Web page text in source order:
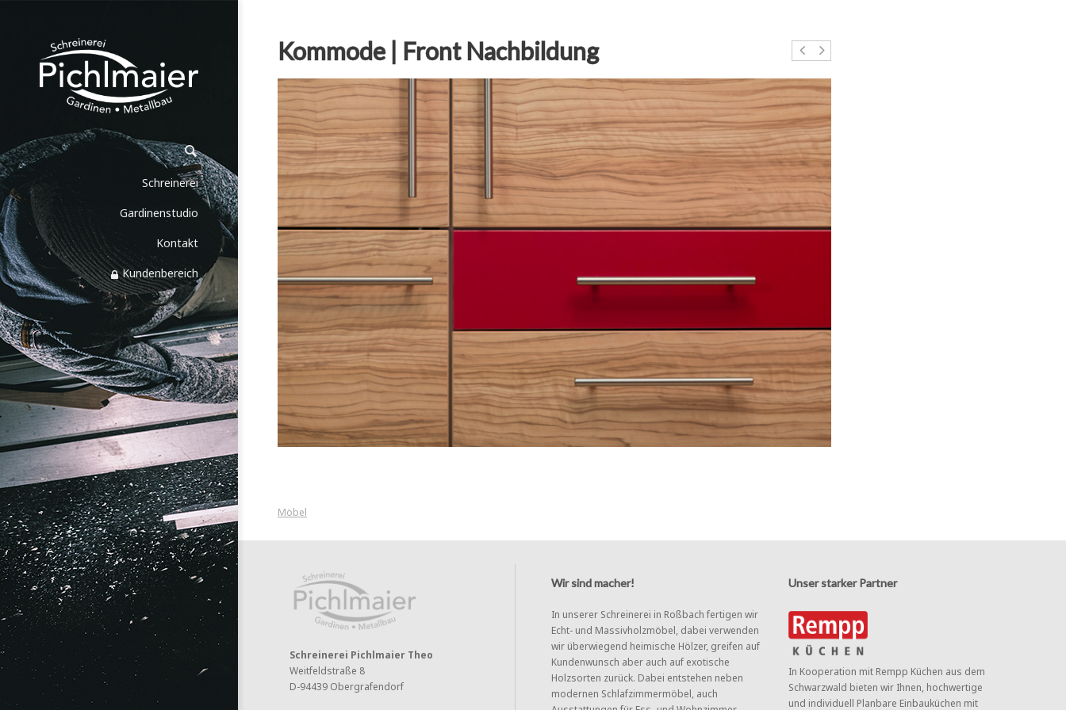
Schreinerei
Gardinenstudio
Kontakt
Kundenbereich
Kommode | Front Nachbildung
Möbel
Schreinerei Pichlmaier Theo
Weitfeldstraße 8
D-94439 Obergrafendorf
Wir sind macher!
In unserer Schreinerei in Roßbach fertigen wir
Echt- und Massivholzmöbel, dabei verwenden
wir überwiegend heimische Hölzer, greifen auf
Kundenwunsch aber auch auf exotische
Holzsorten zurück. Dabei entstehen neben
modernen Schlafzimmermöbel, auch
Unser starker Partner
In Kooperation mit Rempp Küchen aus dem
Schwarzwald bieten wir Ihnen, hochwertige
und individuell Planbare Einbauküchen mit